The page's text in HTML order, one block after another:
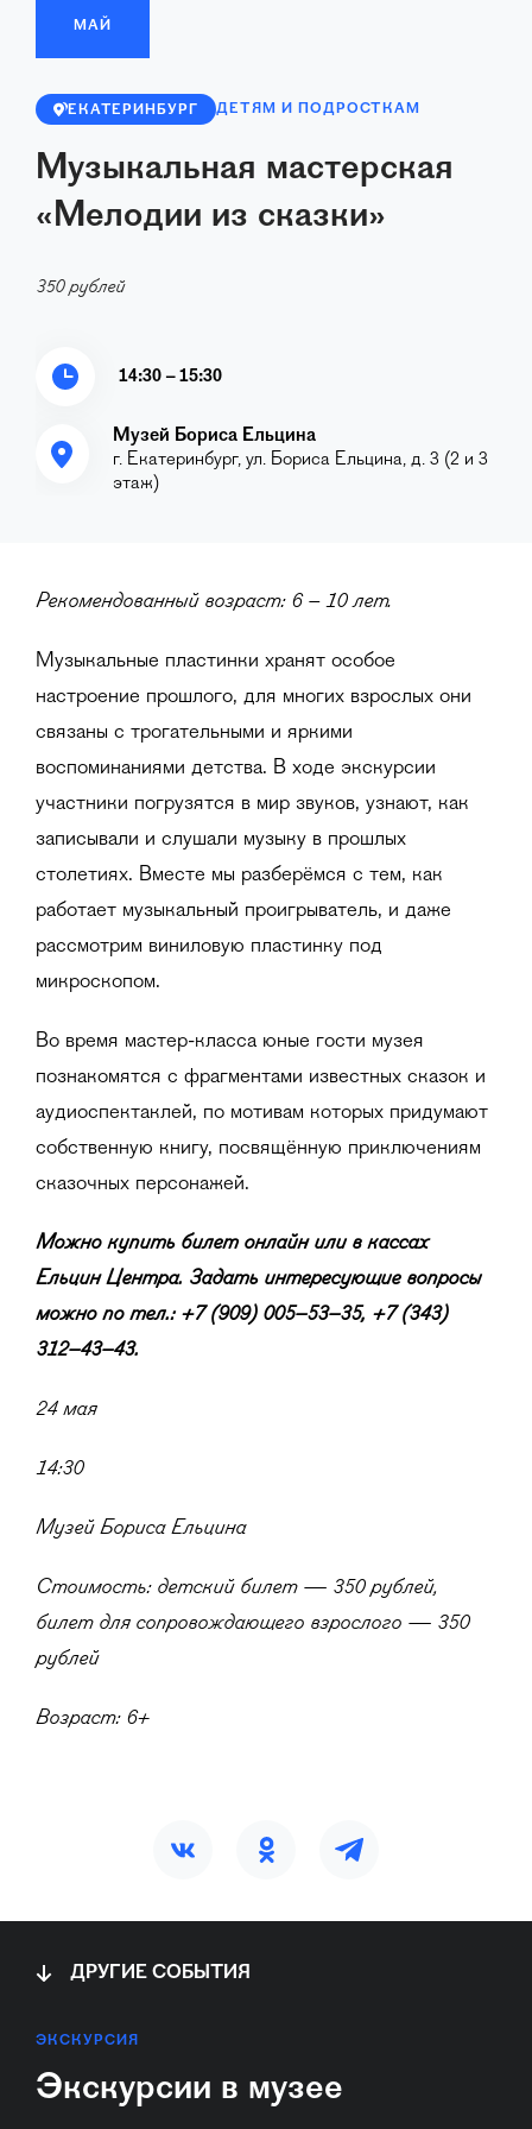
МАЙ
ЕКАТЕРИНБУРГ ДЕТЯМ И ПОДРОСТКАМ
Музыкальная мастерская
«Мелодии из сказки»
350 рублей
14:30 – 15:30
Музей Бориса Ельцина
г. Екатеринбург, ул. Бориса Ельцина, д. 3 (2 и 3
этаж)
Рекомендованный возраст: 6 – 10 лет.
Музыкальные пластинки хранят особое
настроение прошлого, для многих взрослых они
связаны с трогательными и яркими
воспоминаниями детства. В ходе экскурсии
участники погрузятся в мир звуков, узнают, как
записывали и слушали музыку в прошлых
столетиях. Вместе мы разберёмся с тем, как
работает музыкальный проигрыватель, и даже
рассмотрим виниловую пластинку под
микроскопом.
Во время мастер-класса юные гости музея
познакомятся с фрагментами известных сказок и
аудиоспектаклей, по мотивам которых придумают
собственную книгу, посвящённую приключениям
сказочных персонажей.
Можно купить билет онлайн или в кассах
Ельцин Центра. Задать интересующие вопросы
можно по тел.: +7 (909) 005–53–35, +7 (343)
312–43–43.
24 мая
14:30
Музей Бориса Ельцина
Стоимость: детский билет — 350 рублей,
билет для сопровождающего взрослого — 350
рублей
Возраст: 6+
ДРУГИЕ СОБЫТИЯ
ЭКСКУРСИЯ
Экскурсии в музее